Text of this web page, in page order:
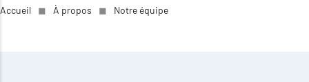
Accueil ◼︎ À propos ◼︎ Notre équipe